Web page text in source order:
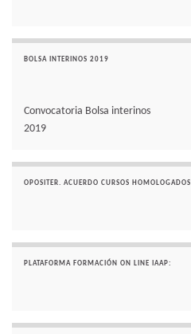
BOLSA INTERINOS 2019
Convocatoria Bolsa interinos
2019
OPOSITER. ACUERDO CURSOS HOMOLOGADOS
PLATAFORMA FORMACIÓN ON LINE IAAP: